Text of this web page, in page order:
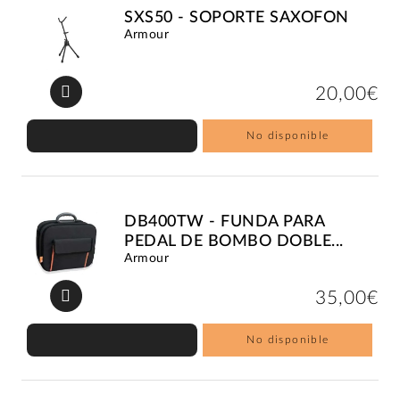
SXS50 - SOPORTE SAXOFON
Armour
20,00€
No disponible
DB400TW - FUNDA PARA
PEDAL DE BOMBO DOBLE...
Armour
35,00€
No disponible